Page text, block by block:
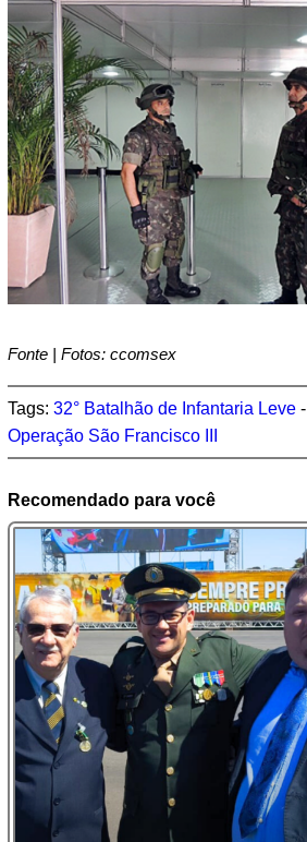
Fonte | Fotos: ccomsex
Tags: 32° Batalhão de Infantaria Leve -
Operação São Francisco III
Recomendado para você